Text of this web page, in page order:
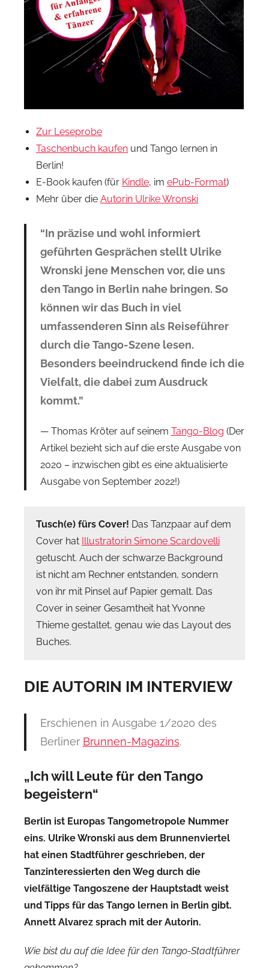
Zur Leseprobe
Taschenbuch kaufen und Tango lernen in
Berlin!
E-Book kaufen (für Kindle, im ePub-Format)
Mehr über die Autorin Ulrike Wronski
“In präzise und wohl informiert
geführten Gesprächen stellt Ulrike
Wronski jene Menschen vor, die uns
den Tango in Berlin nahe bringen. So
können wir das Buch in viel
umfassenderen Sinn als Reiseführer
durch die Tango-Szene lesen.
Besonders beeindruckend finde ich die
Vielfalt, die dabei zum Ausdruck
kommt.”
Thomas Kröter auf seinem Tango-Blog (Der
Artikel bezieht sich auf die erste Ausgabe von
2020 – inzwischen gibt es eine aktualisierte
Ausgabe von September 2022!)
Tusch(e) fürs Cover! Das Tanzpaar auf dem
Cover hat Illustratorin Simone Scardovelli
getuscht. Auch der schwarze Background
ist nicht am Rechner entstanden, sondern
von ihr mit Pinsel auf Papier gemalt. Das
Cover in seiner Gesamtheit hat Yvonne
Thieme gestaltet, genau wie das Layout des
Buches.
DIE AUTORIN IM INTERVIEW
Erschienen in Ausgabe 1/2020 des
Berliner Brunnen-Magazins.
„Ich will Leute für den Tango
begeistern“
Berlin ist Europas Tangometropole Nummer
eins. Ulrike Wronski aus dem Brunnenviertel
hat einen Stadtführer geschrieben, der
Tanzinteressierten den Weg durch die
vielfältige Tangoszene der Hauptstadt weist
und Tipps für das Tango lernen in Berlin gibt.
Annett Alvarez sprach mit der Autorin.
Wie bist du auf die Idee für den Tango-Stadtführer